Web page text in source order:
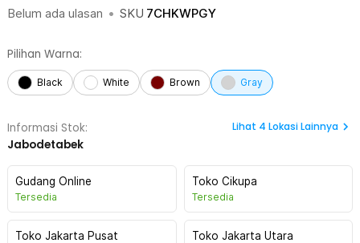
Belum ada ulasan • SKU 7CHKWPGY
Pilihan Warna:
Black White Brown Gray
Informasi Stok:
Jabodetabek
Lihat 4 Lokasi Lainnya
Gudang Online
Tersedia
Toko Cikupa
Tersedia
Toko Jakarta Pusat Toko Jakarta Utara